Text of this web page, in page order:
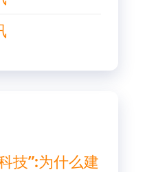
技”:为什么建